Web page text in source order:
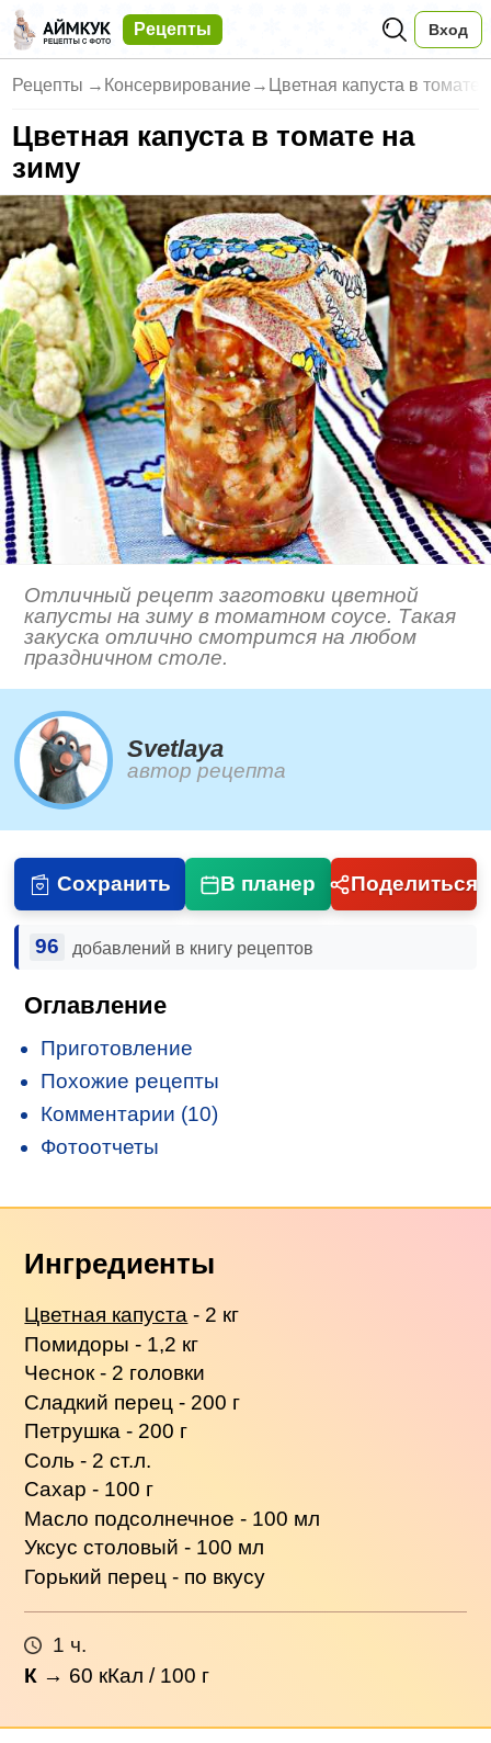
Рецепты Вход
Рецепты → Консервирование → Цветная капуста в томате
Цветная капуста в томате на
зиму
Отличный рецепт заготовки цветной
капусты на зиму в томатном соусе. Такая
закуска отлично смотрится на любом
праздничном столе.
Svetlaya
автор рецепта
Сохранить В планер Поделиться
96 добавлений в книгу рецептов
Оглавление
Приготовление
Похожие рецепты
Комментарии (10)
Фотоотчеты
Ингредиенты
Цветная капуста - 2 кг
Помидоры - 1,2 кг
Чеснок - 2 головки
Сладкий перец - 200 г
Петрушка - 200 г
Соль - 2 ст.л.
Сахар - 100 г
Масло подсолнечное - 100 мл
Уксус столовый - 100 мл
Горький перец - по вкусу
1 ч.
К → 60 кКал / 100 г